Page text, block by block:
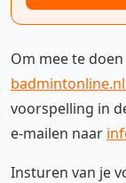
Om mee te
voorspelling in
e-mailen naar
Insturen van je